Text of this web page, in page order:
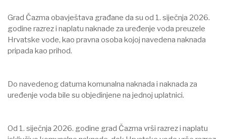
Grad Čazma obavještava građane da su od 1. siječnja 2026.
godine razrez i naplatu naknade za uređenje voda preuzele
Hrvatske vode, kao pravna osoba kojoj navedena naknada
pripada kao prihod.
Do navedenog datuma komunalna naknada i naknada za
uređenje voda bile su objedinjene na jednoj uplatnici.
Od 1. siječnja 2026. godine grad Čazma vrši razrez i naplatu